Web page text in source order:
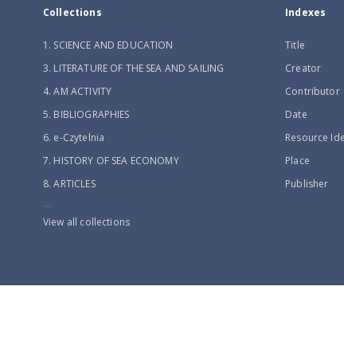
Collections
1. SCIENCE AND EDUCATION
3. LITERATURE OF THE SEA AND SAILING
4. AM ACTIVITY
5. BIBLIOGRAPHIES
6. e-Czytelnia
7. HISTORY OF SEA ECONOMY
8. ARTICLES
...
View all collections
Indexes
Title
Creator
Contributor
Date
Resource
Place
Publisher